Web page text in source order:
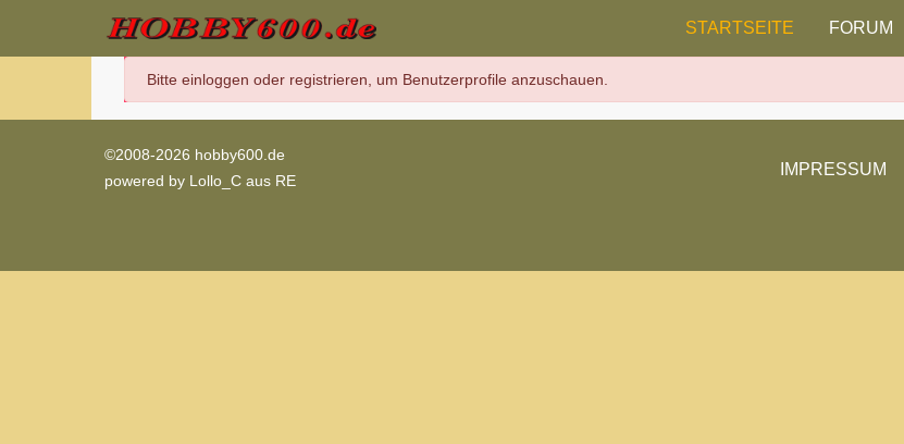
STARTSEITE FORUM
danger
Bitte einloggen oder registrieren, um Benutzerprofile anzuschauen.
©2008-2026 hobby600.de
powered by Lollo_C aus RE
IMPRESSUM